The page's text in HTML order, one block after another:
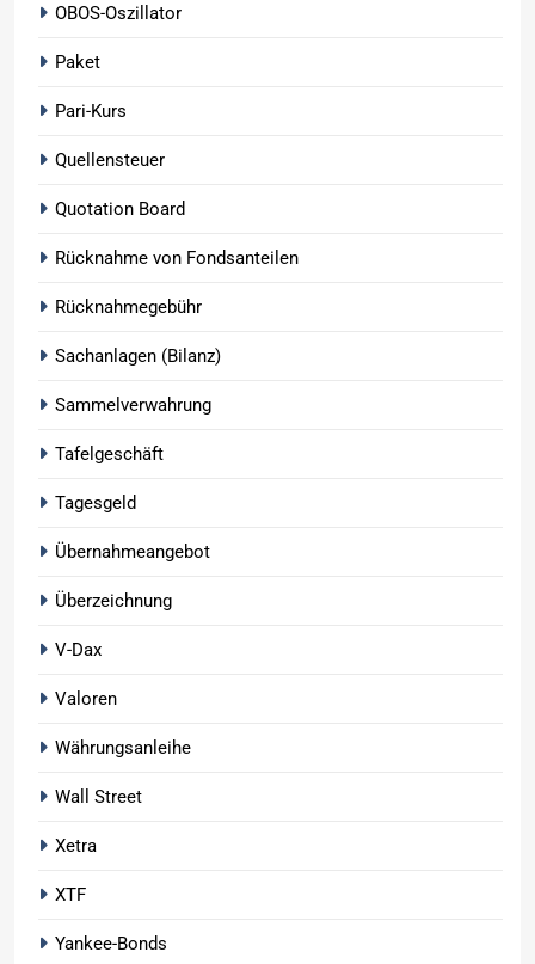
OBOS-Oszillator
Paket
Pari-Kurs
Quellensteuer
Quotation Board
Rücknahme von Fondsanteilen
Rücknahmegebühr
Sachanlagen (Bilanz)
Sammelverwahrung
Tafelgeschäft
Tagesgeld
Übernahmeangebot
Überzeichnung
V-Dax
Valoren
Währungsanleihe
Wall Street
Xetra
XTF
Yankee-Bonds